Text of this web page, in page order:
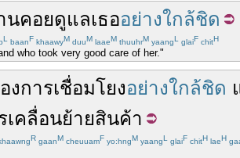
นคอยดูแลเธออย่างใกล้ชิด
L baanF khaawyM duuM laaeM thuuhrM yaangL glaiF chitH
who took very good care of her."
งการเชื่อมโยงอย่างใกล้ชิด
เคลื่อนย้ายสินค้า
R gaanM cheuuamF yo:hngM yaangL glaiF chitH laeH